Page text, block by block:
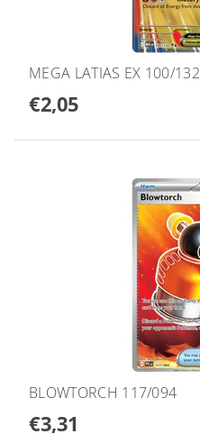
MEGA LATIAS EX 100/132
€2,05
BLOWTORCH 117/094
€3,31